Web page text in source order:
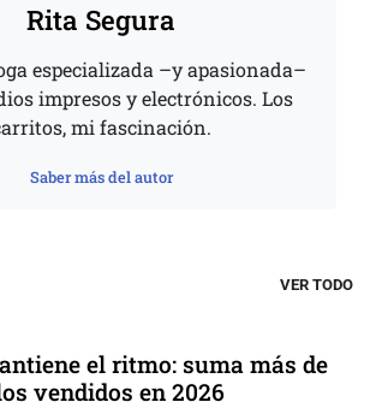
Rita Segura
especializada –y apasionada–
impresos y electrónicos. Los
mi fascinación.
Saber más del autor
VER TODO
el ritmo: suma más de
vendidos en 2026